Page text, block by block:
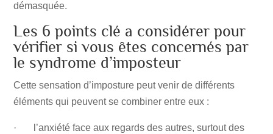
démasquée.
Les 6 points clé a considérer pour
vérifier si vous êtes concernés par
le syndrome d’imposteur
Cette sensation d’imposture peut venir de différents
éléments qui peuvent se combiner entre eux :
· l’anxiété face aux regards des autres, surtout des